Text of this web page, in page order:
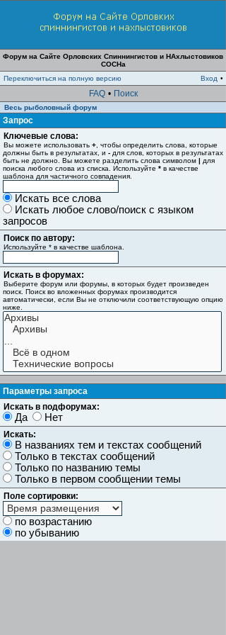
Форум на Сайте Орловских Спиннингистов и НАхлыстовиков
СОСНа
Переключиться на полную версию
Вход •
FAQ • Поиск
Весь рыболовный форум
Запрос
Ключевые слова:
Вы можете использовать + , чтобы определить слова, которые
должны быть в результатах, и - для слов, которых в результатах
быть не должно. Вы можете разделить слова символом | для
поиска любого слова из списка. Используйте * в качестве
шаблона для частичного совпадения.
Искать все слова
Искать любое слово/поиск с языком
запросов
Поиск по автору:
Используйте * в качестве шаблона.
Искать в форумах:
Выберите форум или форумы, в которых будет произведен
поиск. Поиск во вложенных форумах производится
автоматически, если Вы не отключили соответствующую опцию
ниже.
Параметры запроса
Искать в подфорумах:
Да Нет
Искать:
В названиях тем и текстах сообщений
Только в текстах сообщений
Только по названию темы
Только в первом сообщении темы
Поле сортировки:
по возрастанию
по убыванию